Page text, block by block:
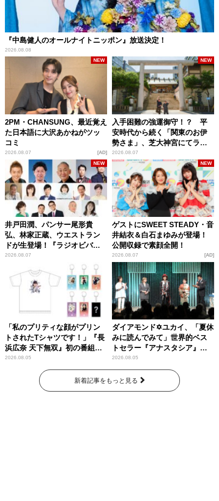
『中島健人のオールナイトニッポン』放送決定！
2026.08.08
2PM・CHANSUNG、最近覚え
た日本語に大沢あかねがツッ
コミ
2026.08.07
NEW
AD
入手困難の強運御守！？ 平
安時代から続く「関東のお伊
勢さま」、芝大神宮にてラン
パンプスが合格祈願！
2026.08.07
NEW
井戸田潤、パンサー尾形貴
弘、林家正蔵、ウエストラン
ドが生登場！『ラジオビバリ
ー昼ズ』
2026.08.07
NEW
ゲストにSWEET STEADY・音
井結衣＆白石まゆみが登場！
公開収録で素顔全開！
2026.08.07
NEW
AD
「私のプリティな顔がプリン
トされたTシャツです！」『長
浜広奈 天下無双』初の番組グ
ッズ発売
2026.08.05
ダイアモンド✡ユカイ、「夏休
みに読んでみて」世界的ベス
トセラー『アナスタシア』を
紹介
2026.08.05
新着記事をもっと見る